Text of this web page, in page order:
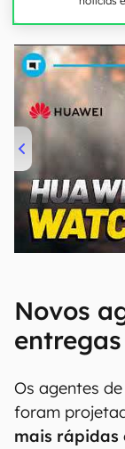
00:00/
Novos
Os agentes
foram
mais rápidas